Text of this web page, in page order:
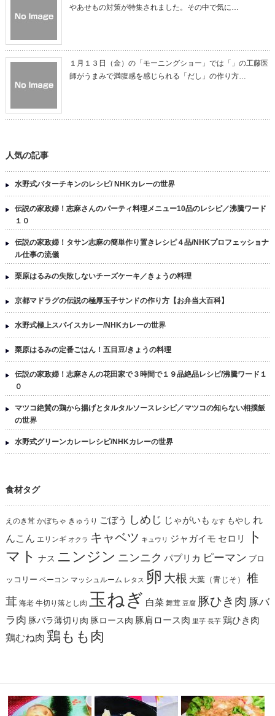
やあせもの対策が特集されました。その中で気に…
１月１３日（金）の「モーニングショー」では「」の工藤医
師がうまみで満腹感を感じられる「だし」の作り方…
人気の記事
水野式バターチキンのレシピ/ NHKカレーの世界
伝説の家政婦！志麻さんのパーティ料理メニュー10品のレシピ／沸騰ワード
１０
伝説の家政婦！タサン志麻の簡単作り置きレシピ４品/NHKプロフェッショナ
ル仕事の流儀
栗原はるみの失敗しないチーズケーキ／きょうの料理
京都マドラグの伝説の極厚玉子サンドの作り方【お弁当大百科】
水野式極上スパイスカレー/NHKカレーの世界
栗原はるみの定番ごはん！五目豆/きょうの料理
伝説の家政婦！志麻さんの花田家で３時間で１９品絶品レシピ/沸騰ワード１
０
マツコ絶賛の鶏から揚げとタルタルソースレシピ／マツコの知らない相撲飯
の世界
水野式グリーンカレーレシピ/NHKカレーの世界
食材タグ
えのき茸 かぼちゃ きゅうり ごぼう しめじ じゃがいも なす もやし れ
んこん エリンギ オクラ キャベツ キュウリ ジャガイモ セロリ
ト
マト
ナス ニンジン ニンニク パプリカ ピーマン ブロ
ッコリー ベーコン マッシュルーム レタス 卵 大根 大葉（青じそ）
椎
茸 海老 牛切り落とし肉 玉ねぎ 白菜 舞茸 豆腐 豚ひき肉 豚バ
ラ肉 豚バラ薄切り肉 豚ロース肉 豚肩ロース肉 里芋 長芋 鶏ひき肉
鶏むね肉 鶏もも肉